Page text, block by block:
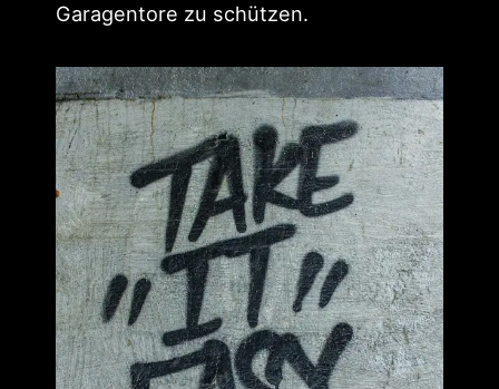
Garagentore zu schützen.